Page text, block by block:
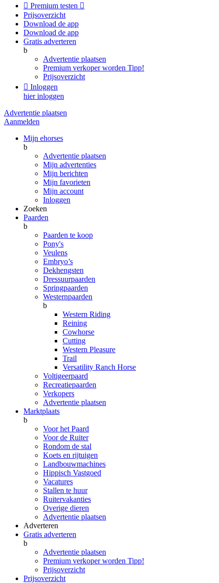
 Premium testen 
Prijsoverzicht
Download de app
Download de app
Gratis adverteren
b
Advertentie plaatsen
Premium verkoper worden Tipp!
Prijsoverzicht
 Inloggen
hier inloggen
Advertentie plaatsen
Aanmelden
Mijn ehorses
b
Advertentie plaatsen
Mijn advertenties
Mijn berichten
Mijn favorieten
Mijn account
Inloggen
Zoeken
Paarden
b
Paarden te koop
Pony's
Veulens
Embryo’s
Dekhengsten
Dressuurpaarden
Springpaarden
Westernpaarden
b
Western Riding
Reining
Cowhorse
Cutting
Western Pleasure
Trail
Versatility Ranch Horse
Voltigeerpaard
Recreatiepaarden
Verkopers
Advertentie plaatsen
Marktplaats
b
Voor het Paard
Voor de Ruiter
Rondom de stal
Koets en rijtuigen
Landbouwmachines
Hippisch Vastgoed
Vacatures
Stallen te huur
Ruitervakanties
Overige dieren
Advertentie plaatsen
Adverteren
Gratis adverteren
b
Advertentie plaatsen
Premium verkoper worden Tipp!
Prijsoverzicht
Prijsoverzicht